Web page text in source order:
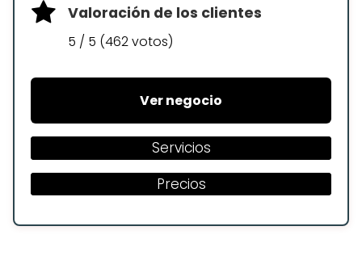
Valoración de los clientes
5 / 5 (462 votos)
Ver negocio
Servicios
Precios